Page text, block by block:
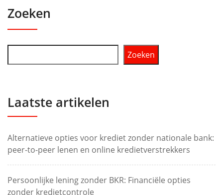
Zoeken
Zoeken
Laatste artikelen
Alternatieve opties voor krediet zonder nationale bank:
peer-to-peer lenen en online kredietverstrekkers
Persoonlijke lening zonder BKR: Financiële opties
zonder kredietcontrole